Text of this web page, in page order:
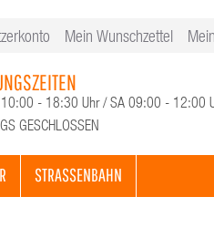
Mein Wunschzettel
10:00 - 18:30 Uhr / SA 09:00 - 12:00
GESCHLOSSEN
STRASSENBAHN